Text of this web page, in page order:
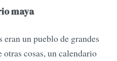
maya
eran un pueblo de grandes
cosas, un calendario